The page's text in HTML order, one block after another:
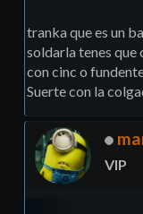
tranka que es un
soldarla tenes
con cinc o
Suerte con la
VIP